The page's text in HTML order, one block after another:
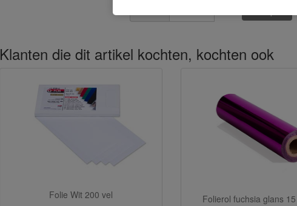
Klanten die dit artikel kochten, kochten ook
Folie Wit 200 vel Folierol fuchsia glans